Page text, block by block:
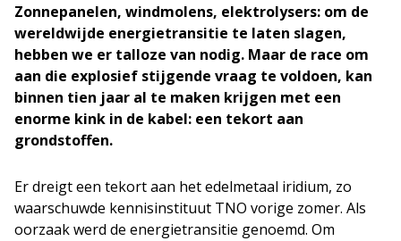
Zonnepanelen, windmolens, elektrolysers: om de
wereldwijde energietransitie te laten slagen,
hebben we er talloze van nodig. Maar de race om
aan die explosief stijgende vraag te voldoen, kan
binnen tien jaar al te maken krijgen met een
enorme kink in de kabel: een tekort aan
grondstoffen.
Er dreigt een tekort aan het edelmetaal iridium, zo
waarschuwde kennisinstituut TNO vorige zomer. Als
oorzaak werd de energietransitie genoemd. Om